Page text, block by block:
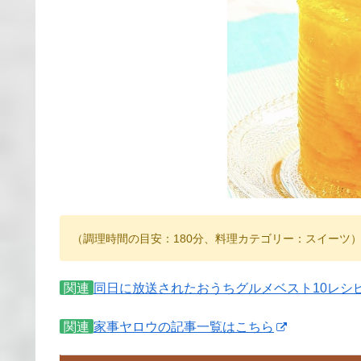
（調理時間の目安：180分、料理カテゴリー：スイーツ）
関連 同日に放送されたおうちグルメベスト10レシ
関連 家事ヤロウの記事一覧はこちら